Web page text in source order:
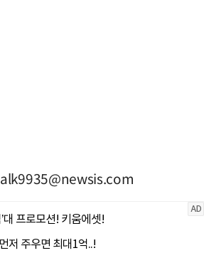
alk9935@newsis.com